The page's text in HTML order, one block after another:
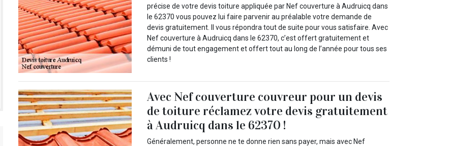
précise de votre devis toiture appliquée par Nef couverture à Audruicq dans
le 62370 vous pouvez lui faire parvenir au préalable votre demande de
devis gratuitement. Il vous répondra tout de suite pour vous satisfaire. Avec
Nef couverture à Audruicq dans le 62370, c’est offert gratuitement et
démuni de tout engagement et offert tout au long de l’année pour tous ses
clients !
Avec Nef couverture couvreur pour un devis
de toiture réclamez votre devis gratuitement
à Audruicq dans le 62370 !
Généralement, personne ne te donne rien sans payer, mais avec Nef